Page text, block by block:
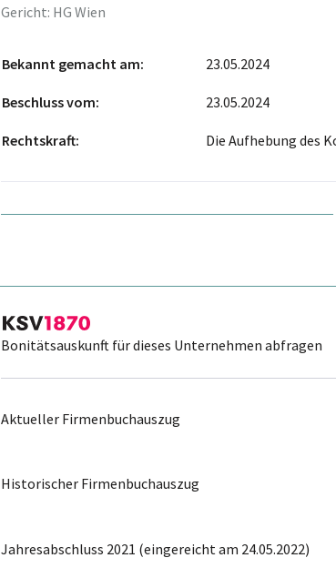
Gericht: HG Wien
Bekannt gemacht am 23.05.2024
Beschluss vom 23.05.2024
Rechtskraft Die Aufhebung des
Bonitätsauskunft für dieses Unternehmen abfragen
Aktueller Firmenbuchauszug
Historischer Firmenbuchauszug
Jahresabschluss 2021 (eingereicht am 24.05.2022)